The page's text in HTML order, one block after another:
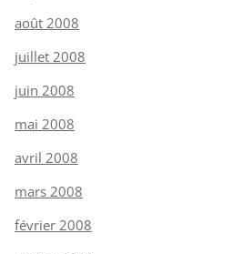
août 2008
juillet 2008
juin 2008
mai 2008
avril 2008
mars 2008
février 2008